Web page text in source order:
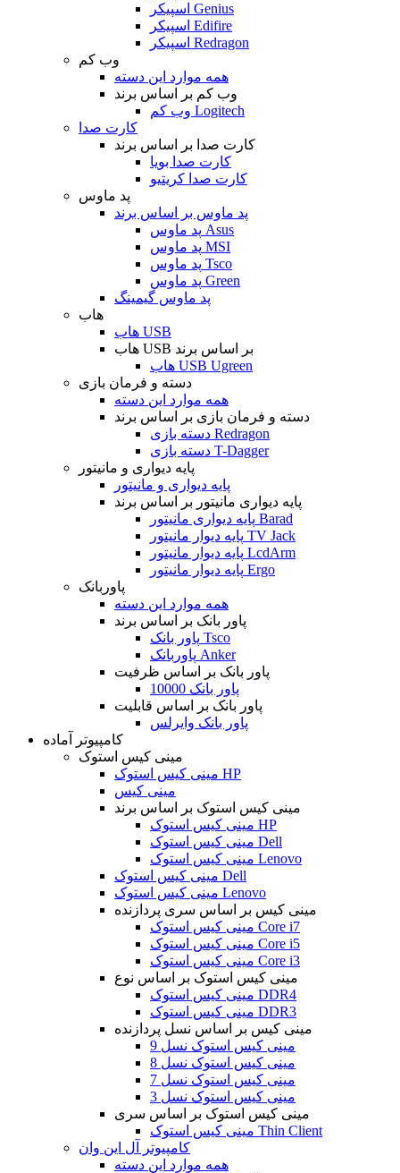
اسپیکر Genius
اسپیکر Edifire
اسپیکر Redragon
وب کم
همه موارد این دسته
وب کم بر اساس برند
وب کم Logitech
کارت صدا
کارت صدا بر اساس برند
کارت صدا بویا
کارت صدا کریتیو
پد ماوس
پد ماوس بر اساس برند
پد ماوس Asus
پد ماوس MSI
پد ماوس Tsco
پد ماوس Green
پد ماوس گیمینگ
هاب
هاب USB
هاب USB بر اساس برند
هاب USB Ugreen
دسته و فرمان بازی
همه موارد این دسته
دسته و فرمان بازی بر اساس برند
دسته بازی Redragon
دسته بازی T-Dagger
پایه دیواری و مانیتور
پایه دیواری و مانیتور
پایه دیواری مانیتور بر اساس برند
پایه دیواری مانیتور Barad
پایه دیوار مانیتور TV Jack
پایه دیوار مانیتور LcdArm
پایه دیوار مانیتور Ergo
پاوربانک
همه موارد این دسته
پاور بانک بر اساس برند
پاور بانک Tsco
پاوربانک Anker
پاور بانک بر اساس ظرفیت
پاور بانک 10000
پاور بانک بر اساس قابلیت
پاور بانک وایرلس
کامپیوتر آماده
مینی کیس استوک
مینی کیس استوک HP
مینی کیس
مینی کیس استوک بر اساس برند
مینی کیس استوک HP
مینی کیس استوک Dell
مینی کیس استوک Lenovo
مینی کیس استوک Dell
مینی کیس استوک Lenovo
مینی کیس بر اساس سری پردازنده
مینی کیس استوک Core i7
مینی کیس استوک Core i5
مینی کیس استوک Core i3
مینی کیس استوک بر اساس نوع
مینی کیس استوک DDR4
مینی کیس استوک DDR3
مینی کیس بر اساس نسل پردازنده
مینی کیس استوک نسل 9
مینی کیس استوک نسل 8
مینی کیس استوک نسل 7
مینی کیس استوک نسل 3
مینی کیس استوک بر اساس سری
مینی کیس استوک Thin Client
کامپیوتر آل این وان
همه موارد این دسته